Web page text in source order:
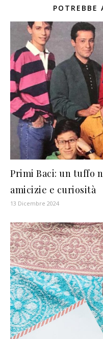
POTREBBE
Primi Baci: un tuffo
amicizie e curiosità
13 Dicembre 2024